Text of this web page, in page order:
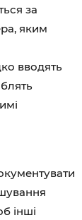
за
яким
вводять
інші